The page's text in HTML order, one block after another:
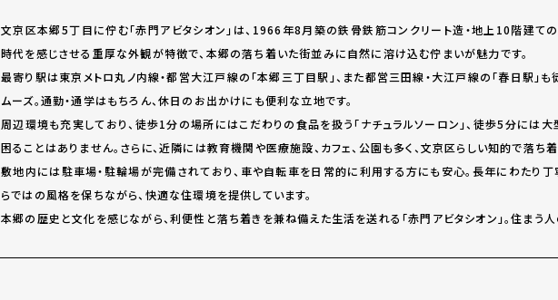
文京区本郷5丁目に佇む「赤門アビタシオン」は、1966年8月築の鉄骨鉄筋コンクリート造・地上10階建て
時代を感じさせる重厚な外観が特徴で、本郷の落ち着いた街並みに自然に溶け込む佇まいが魅力です。
最寄り駅は東京メトロ丸ノ内線・都営大江戸線の「本郷三丁目駅」、また都営三田線・大江戸線の「春日駅」
ムーズ。通勤・通学はもちろん、休日のお出かけにも便利な立地です。
周辺環境も充実しており、徒歩1分の場所にはこだわりの食品を扱う「ナチュラルソーロン」、徒歩5分には大
困ることはありません。さらに、近隣には教育機関や医療施設、カフェ、公園も多く、文京区らしい知的で落ち
敷地内には駐車場・駐輪場が完備されており、車や自転車を日常的に利用する方にも安心。長年にわたり
らではの風格を保ちながら、快適な住環境を提供しています。
本郷の歴史と文化を感じながら、利便性と落ち着きを兼ね備えた生活を送れる「赤門アビタシオン」。住まう